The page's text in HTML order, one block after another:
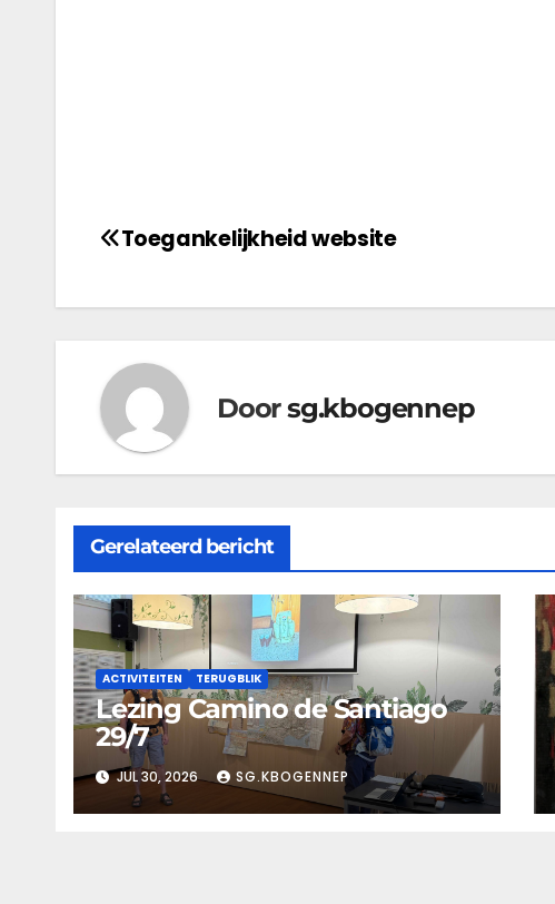
Toegankelijkheid website
Doorsg.kbogennep
Gerelateerd bericht
ACTIVITEITEN TERUGBLIK
Lezing Camino de Santiago
29/7
JUL 30, 2026 SG.KBOGENNEP